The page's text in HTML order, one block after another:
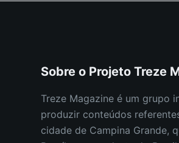
Sobre o Projeto Treze
Treze Magazine é um grupo
produzir conteúdos
cidade de Campina Grande,